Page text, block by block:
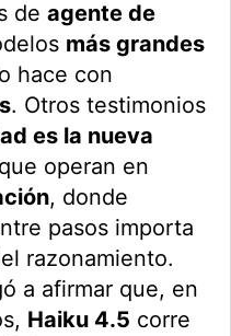
deagente de
más grandes
hace con
. Otros testimonios
es la nueva
operan en
, donde
pasos importa
razonamiento.
a afirmar que, en
Haiku 4.5 corre